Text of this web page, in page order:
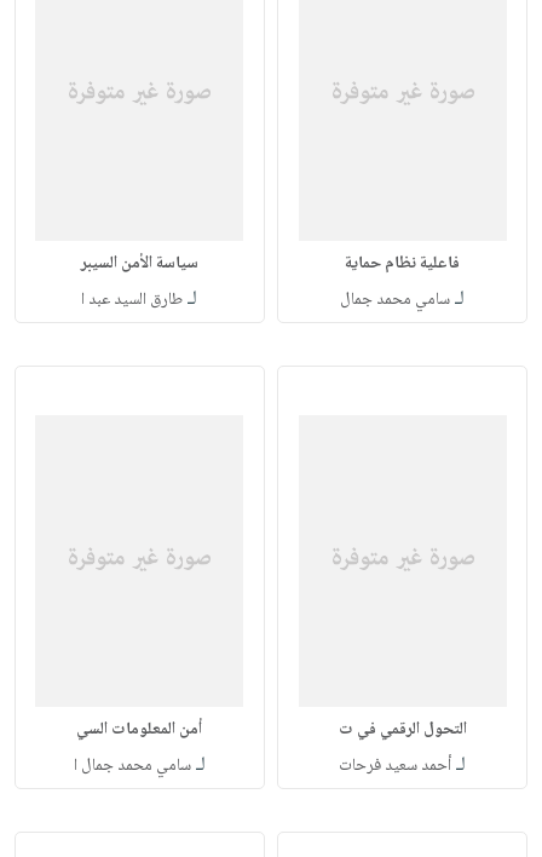
فاعلية نظام حماية
لـسامي محمد جمال
سياسة الأمن السيبر
لـطارق السيد عبد ا
التحول الرقمي في ت
لـأحمد سعيد فرحات
أمن المعلومات السي
لـسامي محمد جمال ا